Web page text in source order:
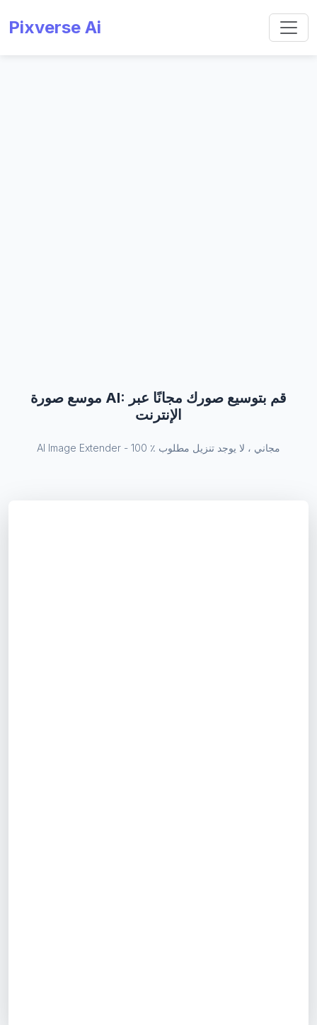
Pixverse Ai
موسع صورة AI: قم بتوسيع صورك مجانًا عبر
الإنترنت
AI Image Extender - 100 ٪ مجاني ، لا يوجد تنزيل مطلوب